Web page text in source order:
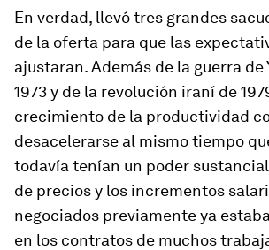
En verdad, llevó tres grandes
de la oferta para que las
ajustaran. Además de la guerra de
1973 y de la revolución iraní de
crecimiento de la productividad
desacelerarse al mismo tiempo
todavía tenían un poder
de precios y los incrementos
negociados previamente ya
en los contratos de muchos